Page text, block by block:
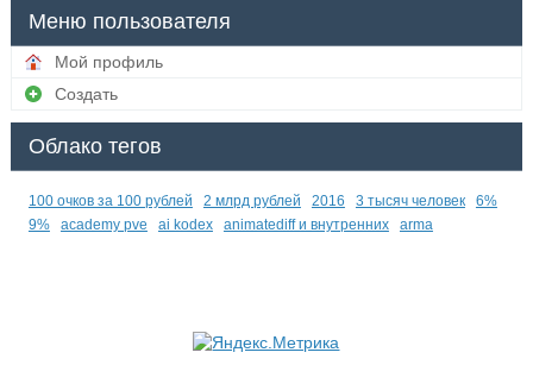
Меню пользователя
Мой профиль
Создать
Облако тегов
100 очков за 100 рублей 2 млрд рублей 2016 3 тысяч человек
6%
9%
academy pve ai kodex animatediff и внутренних arma